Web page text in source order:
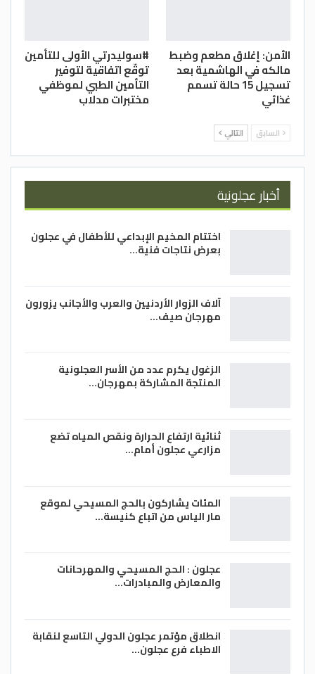
الأمن: إغلاق مطعم وضبط
مالكه في الهاشمية بعد
تسجيل 15 حالة تسمم
غذائي
#سوليدرتي الأولى للتأمين
توقّع اتفاقية لتوفير
التأمين الطبي لموظفي
مختبرات مدلاب
السابق التالي
أخبار عجلونية
اختتام المخيم الإبداعي للأطفال في عجلون
بعرض نتاجات فنية…
آلاف الزوار الأردنيين والعرب والأجانب يزورون
مهرجان صيف…
الزغول يكرم عدد من الأسر العجلونية
المنتجة المشاركة بمهرجان…
ثنائية ارتفاع الحرارة ونقص المياه تضع
مزارعي عجلون أمام…
المئات يشاركون بالحج المسيحي لموقع
مار الياس من اتباع كنيسة…
عجلون : الحج المسيحي والمهرحانات
والمعارض والمبادرات…
انطلاق مؤتمر عجلون الدولي التاسع لنقابة
الاطباء فرع عجلون…